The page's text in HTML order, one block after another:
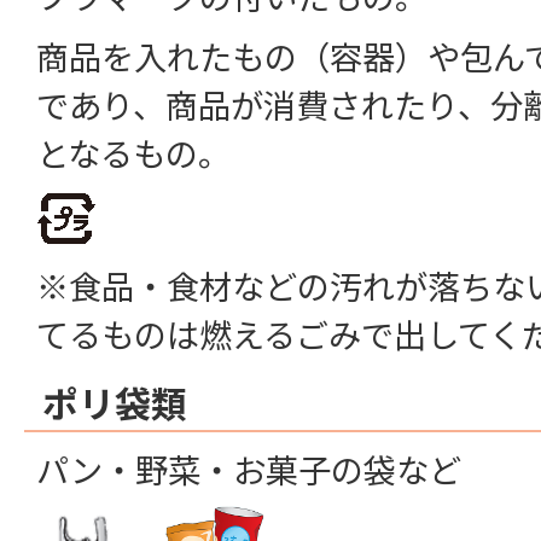
商品を入れたもの（容器）や包ん
であり、商品が消費されたり、分
となるもの。
※食品・食材などの汚れが落ちな
てるものは燃えるごみで出してく
ポリ袋類
パン・野菜・お菓子の袋など